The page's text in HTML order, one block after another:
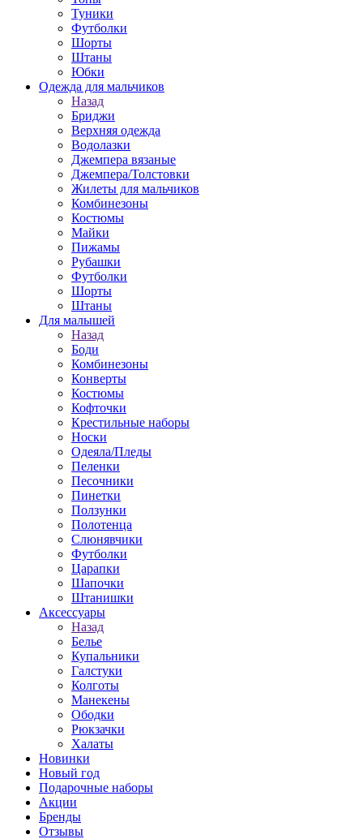
Туники
Футболки
Шорты
Штаны
Юбки
Одежда для мальчиков
Назад
Бриджи
Верхняя одежда
Водолазки
Джемпера вязаные
Джемпера/Толстовки
Жилеты для мальчиков
Комбинезоны
Костюмы
Майки
Пижамы
Рубашки
Футболки
Шорты
Штаны
Для малышей
Назад
Боди
Комбинезоны
Конверты
Костюмы
Кофточки
Крестильные наборы
Носки
Одеяла/Пледы
Пеленки
Песочники
Пинетки
Ползунки
Полотенца
Слюнявчики
Футболки
Царапки
Шапочки
Штанишки
Аксессуары
Назад
Белье
Купальники
Галстуки
Колготы
Манекены
Ободки
Рюкзачки
Халаты
Новинки
Новый год
Подарочные наборы
Акции
Бренды
Отзывы